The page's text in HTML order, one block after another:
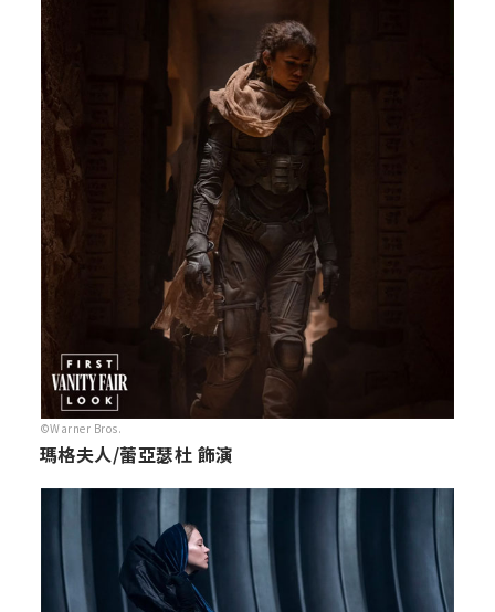
©Warner Bros.
瑪格夫人/蕾亞瑟杜 飾演